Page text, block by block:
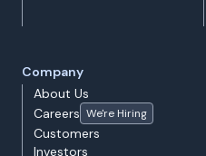
Company
About Us
Careers We're Hiring
Customers
Investors